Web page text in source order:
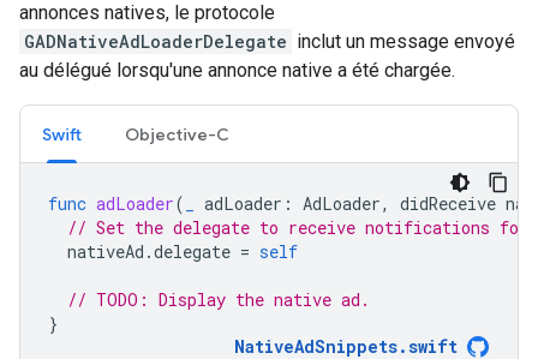
annonces natives, le protocole
GADNativeAdLoaderDelegate inclut un message envoyé
au délégué lorsqu'une annonce native a été chargée.
Swift Objective-C
func adLoader( adLoader : AdLoader, didReceive
// Set the delegate to receive notifications
nativeAd .delegate = self
// TODO: Display the native ad.
}
NativeAdSnippets.swift